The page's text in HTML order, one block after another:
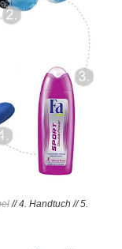
// 4. Handtuch // 5.